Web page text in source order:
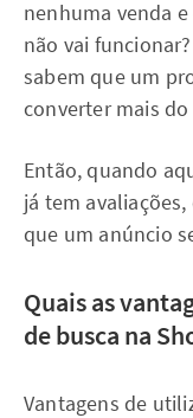
nenhuma venda
não vai
sabem que um
converter mais
Então, quando
já tem
que um anúncio
Quais as
de busca na
Vantagens de